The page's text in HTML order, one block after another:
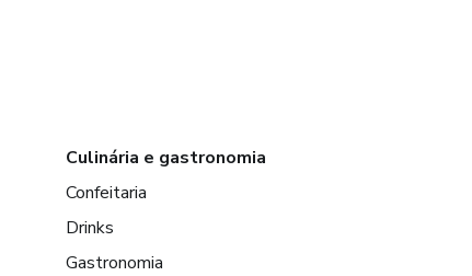
Culinária e gastronomia
Confeitaria
Drinks
Gastronomia